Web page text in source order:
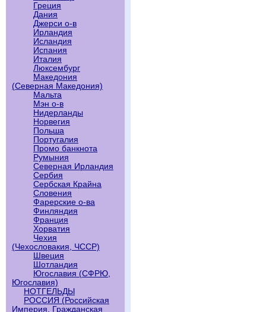
Греция
Дания
Джерси о-в
Ирландия
Исландия
Испания
Италия
Люксембург
Македония
(Северная Македония)
Мальта
Мэн о-в
Нидерланды
Норвегия
Польша
Португалия
Промо банкнота
Румыния
Северная Ирландия
Сербия
Сербская Крайна
Словения
Фарерские о-ва
Финляндия
Франция
Хорватия
Чехия
(Чехословакия, ЧССР)
Швеция
Шотландия
Югославия (СФРЮ,
Югославия)
НОТГЕЛЬДЫ
РОССИЯ (Российская
Империя, Гражданская